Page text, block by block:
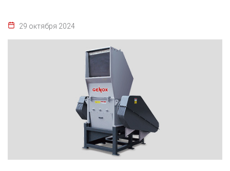
29 октября 2024